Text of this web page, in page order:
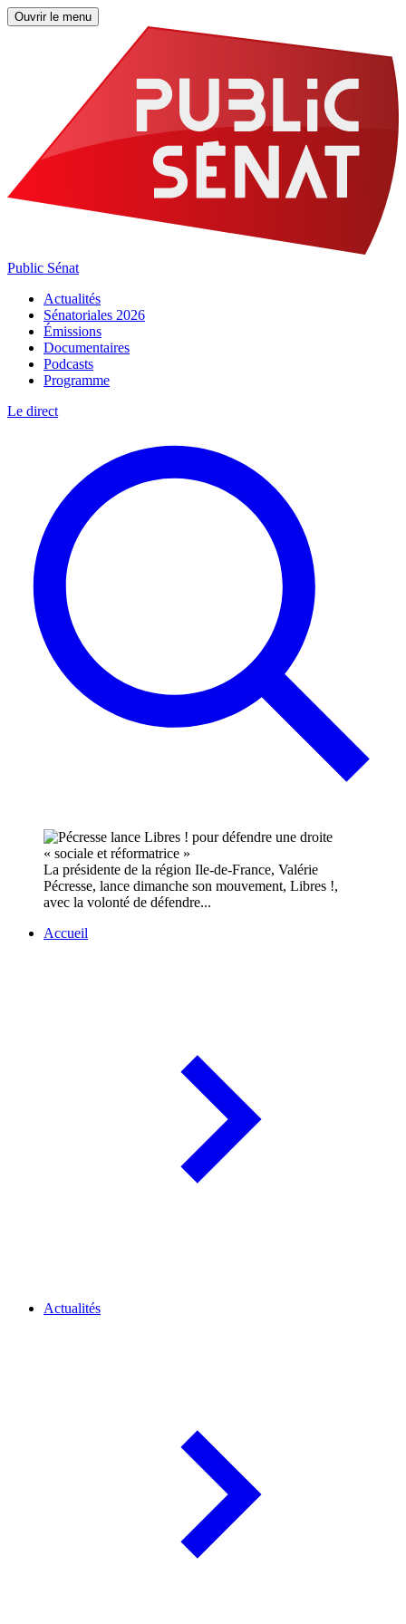
Ouvrir le menu
Public Sénat
Actualités
Sénatoriales 2026
Émissions
Documentaires
Podcasts
Programme
Le direct
La présidente de la région Ile-de-France, Valérie
Pécresse, lance dimanche son mouvement, Libres !,
avec la volonté de défendre...
Accueil
Actualités